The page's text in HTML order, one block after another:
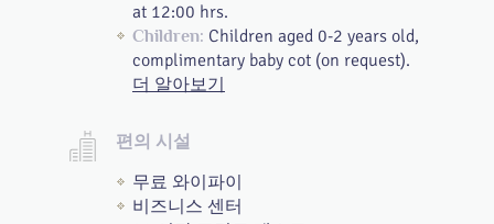
at 12:00 hrs.
Children: Children aged 0-2 years old,
complimentary baby cot (on request).
더 알아보기
편의 시설
무료 와이파이
비즈니스 센터